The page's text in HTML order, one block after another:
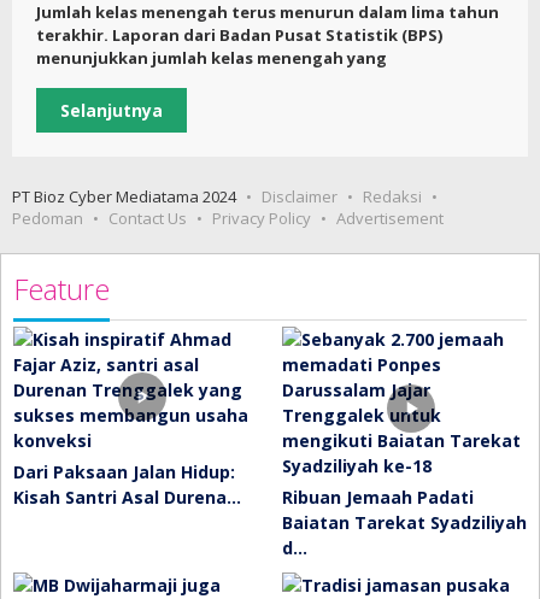
Jumlah kelas menengah terus menurun dalam lima tahun
terakhir. Laporan dari Badan Pusat Statistik (BPS)
menunjukkan jumlah kelas menengah yang
Selanjutnya
PT Bioz Cyber Mediatama 2024 Disclaimer
Redaksi
Pedoman
Contact Us Privacy Policy Advertisement
Feature
Dari Paksaan Jalan Hidup:
Kisah Santri Asal Durena…
Ribuan Jemaah Padati
Baiatan Tarekat Syadziliyah
d…